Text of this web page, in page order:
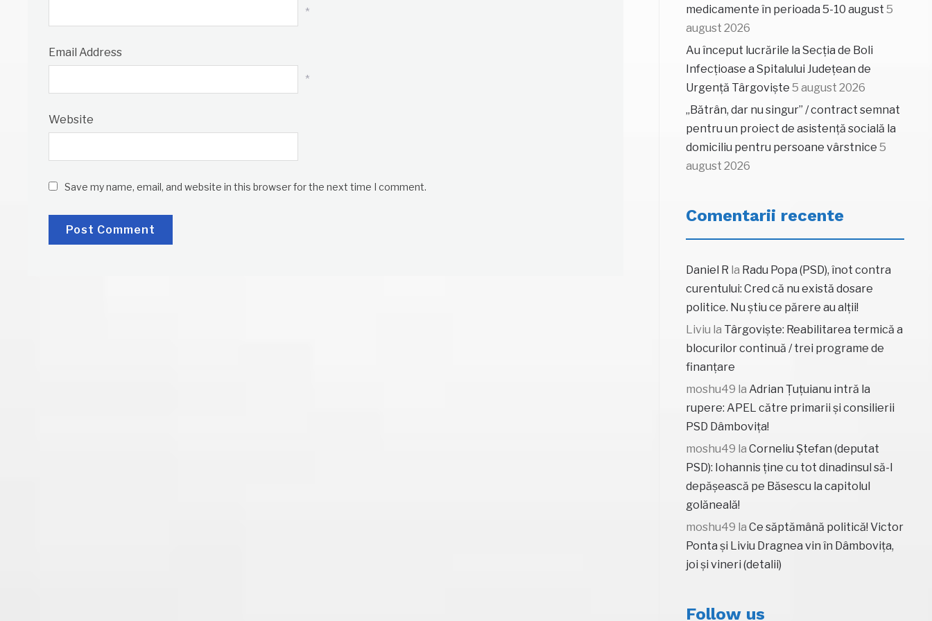
*
Email Address
*
Website
Save my name, email, and website in this browser for the next time I comment.
medicamente în perioada 5-10 august 5
august 2026
Au început lucrările la Secția de Boli
Infecțioase a Spitalului Județean de
Urgență Târgoviște 5 august 2026
„Bătrân, dar nu singur” / contract semnat
pentru un proiect de asistență socială la
domiciliu pentru persoane vârstnice 5
august 2026
Comentarii recente
Daniel R la Radu Popa (PSD), înot contra
curentului: Cred că nu există dosare
politice. Nu știu ce părere au alții!
Liviu la Târgoviște: Reabilitarea termică a
blocurilor continuă / trei programe de
finanțare
moshu49 la Adrian Țuțuianu intră la
rupere: APEL către primarii și consilierii
PSD Dâmbovița!
moshu49 la Corneliu Ștefan (deputat
PSD): Iohannis ține cu tot dinadinsul să-l
depășească pe Băsescu la capitolul
golăneală!
moshu49 la Ce săptămână politică! Victor
Ponta și Liviu Dragnea vin în Dâmbovița,
joi și vineri (detalii)
Follow us